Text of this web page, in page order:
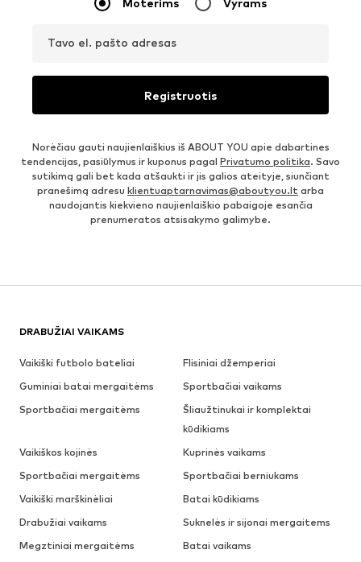
Moterims Vyrams
Tavo el. pašto adresas
Registruotis
Norėčiau gauti naujienlaiškius iš ABOUT YOU apie dabartines
tendencijas, pasiūlymus ir kuponus pagal Privatumo politika. Savo
sutikimą gali bet kada atšaukti ir jis galios ateityje, siunčiant
pranešimą adresu klientuaptarnavimas@aboutyou.lt arba
naudojantis kiekvieno naujienlaiškio pabaigoje esančia
prenumeratos atsisakymo galimybe.
DRABUŽIAI VAIKAMS
Vaikiški futbolo bateliai
Flisiniai džemperiai
Guminiai batai mergaitėms
Sportbačiai vaikams
Sportbačiai mergaitėms
Šliaužtinukai ir komplektai
kūdikiams
Vaikiškos kojinės
Kuprinės vaikams
Sportbačiai mergaitėms
Sportbačiai berniukams
Vaikiški marškinėliai
Batai kūdikiams
Drabužiai vaikams
Suknelės ir sijonai mergaitems
Megztiniai mergaitėms
Batai vaikams